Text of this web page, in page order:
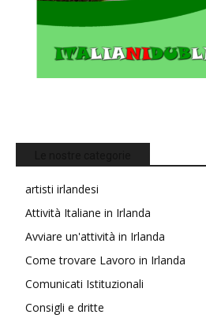
artisti irlandesi
Attività Italiane in Irlanda
Avviare un'attività in Irlanda
Come trovare Lavoro in Irlanda
Comunicati Istituzionali
Consigli e dritte